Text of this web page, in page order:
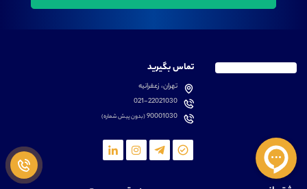
تماس بگیرید
تهران، زعفرانیه
021-22021030
90001030(بدون پیش شماره)